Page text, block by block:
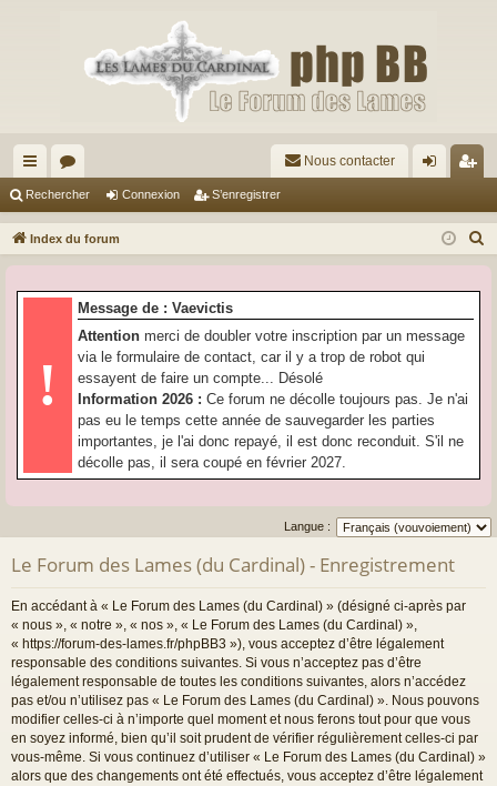
cc
ès
pi
or
u
s
Nous contacter
ne
on
nr
ist
Rechercher Connexion S’enregistrer
Index du forum
!
Message de : Vaevictis
Attention merci de doubler votre inscription par un message
via le formulaire de contact, car il y a trop de robot qui
essayent de faire un compte... Désolé
Information 2026 : Ce forum ne décolle toujours pas. Je n'ai
pas eu le temps cette année de sauvegarder les parties
importantes, je l'ai donc repayé, il est donc reconduit. S'il ne
décolle pas, il sera coupé en février 2027.
Langue :
Le Forum des Lames (du Cardinal) - Enregistrement
En accédant à « Le Forum des Lames (du Cardinal) » (désigné ci-après par
« nous », « notre », « nos », « Le Forum des Lames (du Cardinal) »,
« https://forum-des-lames.fr/phpBB3 »), vous acceptez d’être légalement
responsable des conditions suivantes. Si vous n’acceptez pas d’être
légalement responsable de toutes les conditions suivantes, alors n’accédez
pas et/ou n’utilisez pas « Le Forum des Lames (du Cardinal) ». Nous pouvons
modifier celles-ci à n’importe quel moment et nous ferons tout pour que vous
en soyez informé, bien qu’il soit prudent de vérifier régulièrement celles-ci par
vous-même. Si vous continuez d’utiliser « Le Forum des Lames (du Cardinal) »
alors que des changements ont été effectués, vous acceptez d’être légalement